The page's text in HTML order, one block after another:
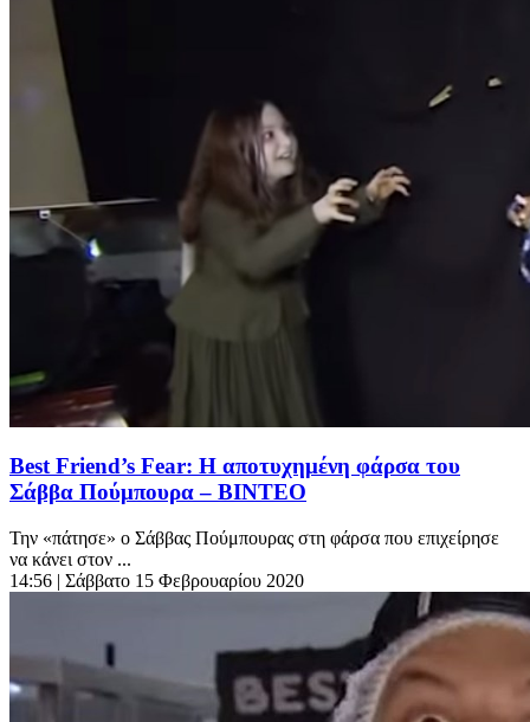
Best Friend’s Fear: Η αποτυχημένη φάρσα του
Σάββα Πούμπουρα – ΒΙΝΤΕΟ
Την «πάτησε» ο Σάββας Πούμπουρας στη φάρσα που επιχείρησε
να κάνει στον ...
14:56 | Σάββατο 15 Φεβρουαρίου 2020